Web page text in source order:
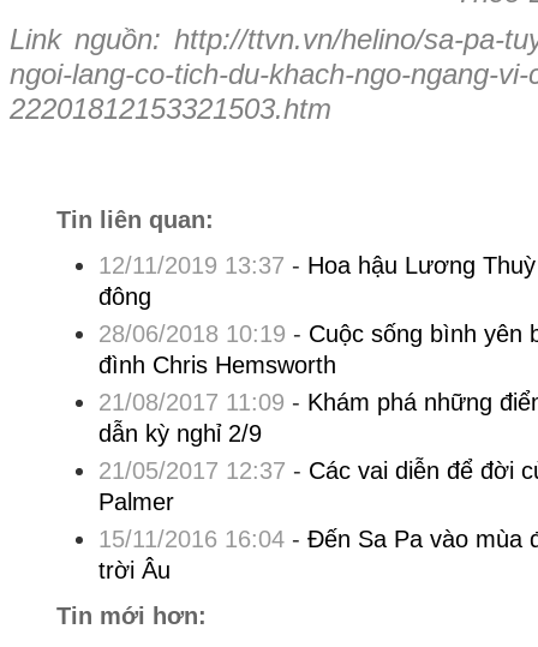
Link nguồn: http://ttvn.vn/helino/sa-pa-
ngoi-lang-co-tich-du-khach-ngo-ngang-
22201812153321503.htm
Tin liên quan:
12/11/2019 13:37 - Hoa hậu Lương
đông
28/06/2018 10:19 - Cuộc sống bình yên
đình Chris Hemsworth
21/08/2017 11:09 - Khám phá những
dẫn kỳ nghỉ 2/9
21/05/2017 12:37 - Các vai diễn để đời
Palmer
15/11/2016 16:04- Đến Sa Pa vào mùa
trời Âu
Tin mới hơn: